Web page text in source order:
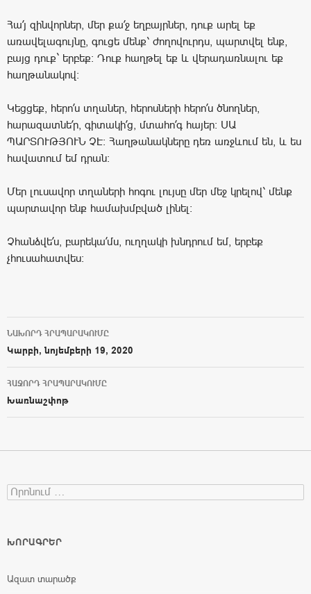
Հա՛յ զինվորներ, մեր քա՛ջ եղբայրներ, դուք արել եք
առավելագույնը, գուցե մենք՝ ժողովուրդս, պարտվել ենք,
բայց դուք` երբեք: Դուք հաղթել եք և վերադառնալու եք
հաղթանակով:
Կեցցեք, հերո՛ս տղաներ, հերոսների հերո՛ս ծնողներ,
հարազատնե՛ր, գիտակի՛ց, մտահո՛գ հայեր: ՍԱ
ՊԱՐՏՈՒԹՅՈՒՆ ՉԷ: Հաղթանակները դեռ առջևում են, և ես
հավատում եմ դրան:
Մեր լուսավոր տղաների հոգու լույսը մեր մեջ կրելով՝ մենք
պարտավոր ենք համախմբված լինել:
Չհանձվե՛ս, բարեկա՛մս, ուղղակի խնդրում եմ, երբեք
չհուսահատվես:
Post navigation
ՆԱԽՈՐԴ ՀՐԱՊԱՐԱԿՈՒՄԸ
Կարբի, նոյեմբերի 19, 2020
ՀԱՋՈՐԴ ՀՐԱՊԱՐԱԿՈՒՄԸ
Խառնաշփոթ
Search for:
ԽՈՐԱԳՐԵՐ
Ազատ տարածք